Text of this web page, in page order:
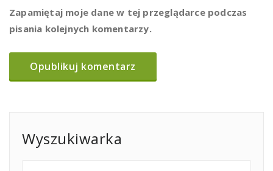
Zapamiętaj moje dane w tej przeglądarce podczas
pisania kolejnych komentarzy.
Wyszukiwarka